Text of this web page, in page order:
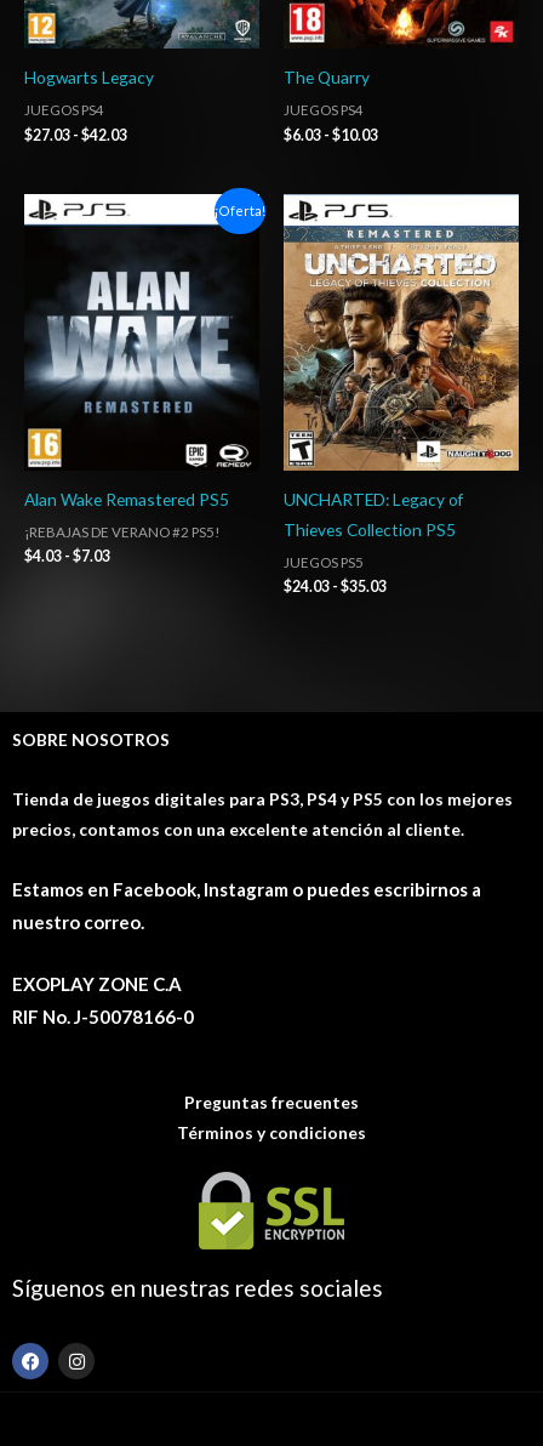
Hogwarts Legacy
JUEGOS PS4
$27.03 - $42.03
The Quarry
JUEGOS PS4
$6.03 - $10.03
¡Oferta!
Alan Wake Remastered PS5
¡REBAJAS DE VERANO #2 PS5!
$4.03 - $7.03
Rango
de
$4.03
hasta
$7.03
UNCHARTED: Legacy of
Thieves Collection PS5
JUEGOS PS5
$24.03 - $35.03
Rango
de
precios:
desde
$24.03
hasta
$35.03
SOBRE NOSOTROS
Tienda de juegos digitales para PS3, PS4 y PS5 con los mejores
precios, contamos con una excelente atención al cliente.
Estamos en Facebook, Instagram o puedes escribirnos a
nuestro correo.
EXOPLAY ZONE C.A
RIF No. J-50078166-0
Preguntas frecuentes
Términos y condiciones
Síguenos en nuestras redes sociales
F
a
I
n